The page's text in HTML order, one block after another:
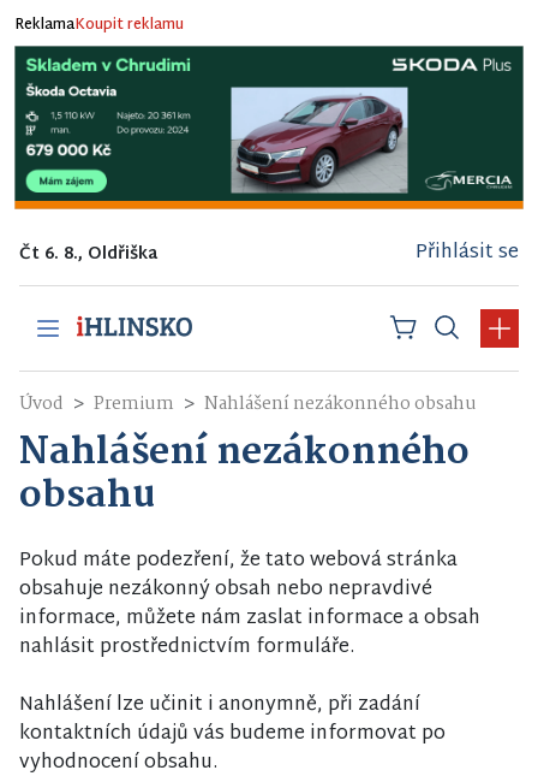
ReklamaKoupit reklamu
Čt 6. 8., Oldřiška Přihlásit se
Úvod Premium Nahlášení nezákonného obsahu
Nahlášení nezákonného
obsahu
Pokud máte podezření, že tato webová stránka
obsahuje nezákonný obsah nebo nepravdivé
informace, můžete nám zaslat informace a obsah
nahlásit prostřednictvím formuláře.
Nahlášení lze učinit i anonymně, při zadání
kontaktních údajů vás budeme informovat po
vyhodnocení obsahu.